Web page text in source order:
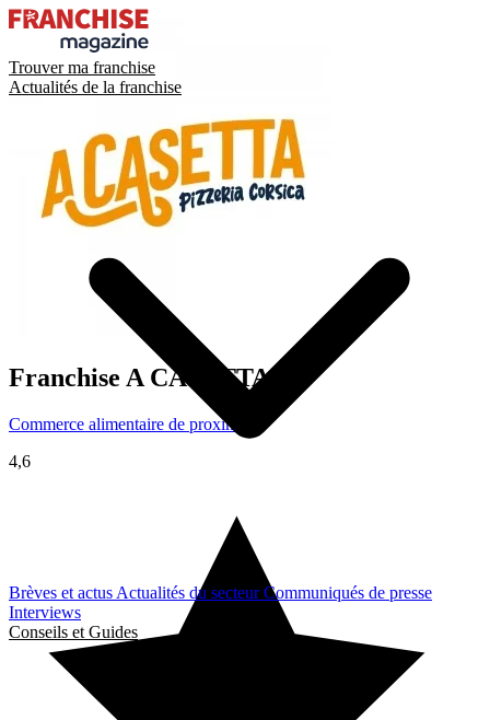
Trouver ma franchise
Actualités de la franchise
Brèves et actus Actualités du secteurCommuniqués de presse
Interviews
Conseils et Guides
Franchise A CASETTA
Commerce alimentaire de proximité
4,6